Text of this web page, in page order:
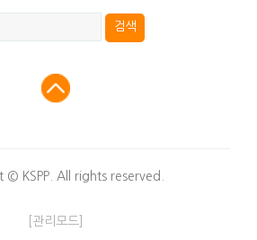
© KSPP. All rights reserved.
[관리모드]